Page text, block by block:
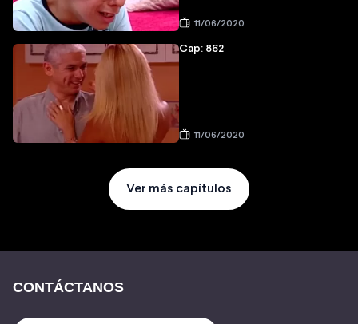
11/06/2020
Cap: 862
11/06/2020
Ver más capítulos
CONTÁCTANOS